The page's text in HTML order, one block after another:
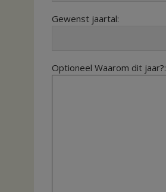
Gewenst jaartal:
Optioneel Waarom dit jaar?: